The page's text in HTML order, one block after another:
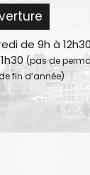
de 9h à
(pas de
fin d’année)